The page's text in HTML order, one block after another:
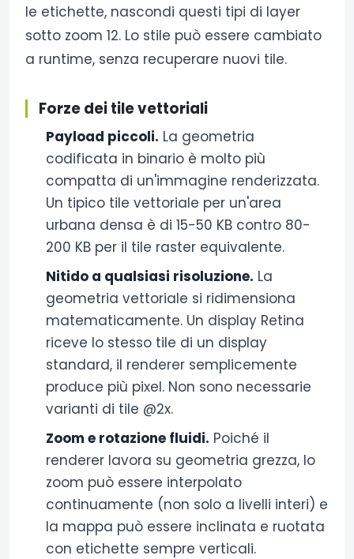
le etichette, nascondi questi tipi di layer
sotto zoom 12. Lo stile può essere cambiato
a runtime, senza recuperare nuovi tile.
Forze dei tile vettoriali
Payload piccoli. La geometria
codificata in binario è molto più
compatta di un'immagine renderizzata.
Un tipico tile vettoriale per un'area
urbana densa è di 15-50 KB contro 80-
200 KB per il tile raster equivalente.
Nitido a qualsiasi risoluzione. La
geometria vettoriale si ridimensiona
matematicamente. Un display Retina
riceve lo stesso tile di un display
standard, il renderer semplicemente
produce più pixel. Non sono necessarie
varianti di tile @2x.
Zoom e rotazione fluidi. Poiché il
renderer lavora su geometria grezza, lo
zoom può essere interpolato
continuamente (non solo a livelli interi) e
la mappa può essere inclinata e ruotata
con etichette sempre verticali.